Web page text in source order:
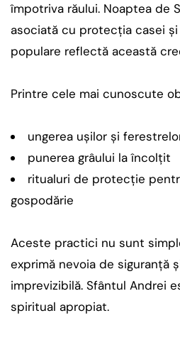
împotriva răului. Noaptea de
asociată cu protecția casei și
populare reflectă această
Printre cele mai cunoscute
ungerea ușilor și
punerea grâului la încolțit
ritualuri de protecție
gospodărie
Aceste practici nu sunt
exprimă nevoia de siguranță
imprevizibilă. Sfântul Andrei
spiritual apropiat.